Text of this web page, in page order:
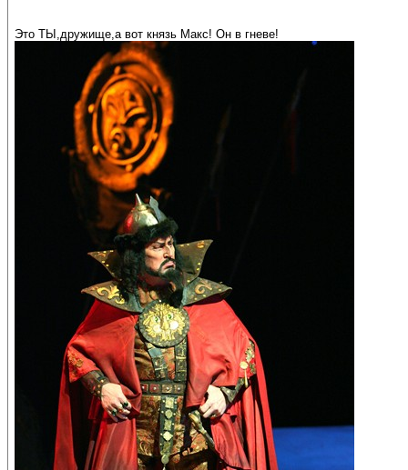
Это ТЫ,дружище,а вот князь Макс! Он в гневе!